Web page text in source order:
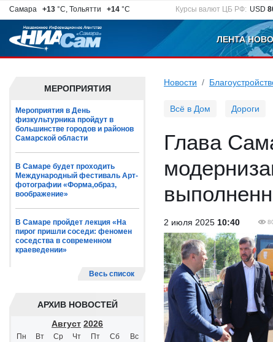
Самара +13 °C, Тольятти +14 °C Курсы валют ЦБ РФ: USD
ЛЕНТА
МЕРОПРИЯТИЯ
Мероприятия в День
физкультурника пройдут в
большинстве городов и районов
Самарской области
В Самаре будет проходить
Международный фестиваль Арт-
фотографии «Форма,образ,
воображение»
В Самаре пройдет лекция «На
пирог пришли соседи: феномен
соседства в современном
краеведении»
Весь список
АРХИВ НОВОСТЕЙ
Август 2026
Пн Вт Ср Чт Пт Сб
Вс
Новости
Всё в Дом Дороги
Глава
2 июля 2025 10:40